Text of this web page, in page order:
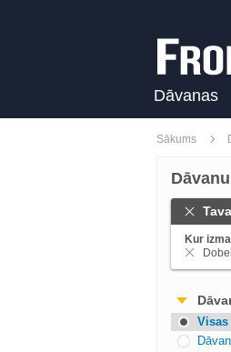
Dāvanas
Sākums
Kur
Visas